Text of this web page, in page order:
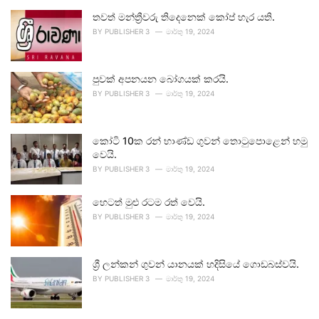
තවත් මන්ත්‍රීවරු තිදෙනෙක් කෝප් හැර යති.
BY PUBLISHER 3 මාර්තු 19, 2024
පුවක් අපනයන බෝගයක් කරයි.
BY PUBLISHER 3 මාර්තු 19, 2024
කෝටි 10ක රන් භාණ්ඩ ගුවන් තොටුපොළෙන් හමු
වෙයි.
BY PUBLISHER 3 මාර්තු 19, 2024
හෙටත් මුළු රටම රත් වෙයි.
BY PUBLISHER 3 මාර්තු 19, 2024
ශ්‍රී ලන්කන් ගුවන් යානයක් හදිසියේ ගොඩබස්වයි.
BY PUBLISHER 3 මාර්තු 19, 2024